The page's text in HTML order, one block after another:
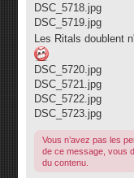
a
g
DSC_5718.jpg
DSC_5719.jpg
Les Ritals doublent
DSC_5720.jpg
DSC_5721.jpg
DSC_5722.jpg
DSC_5723.jpg
Vous n’avez pas les
de ce message, vous
du contenu.